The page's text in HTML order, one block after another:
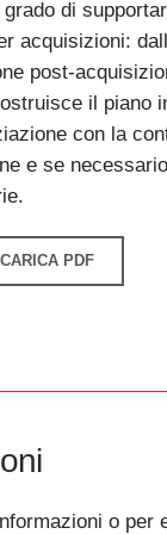
di
acquisizioni:
post-
il piano
con la
e se
PDF
o per